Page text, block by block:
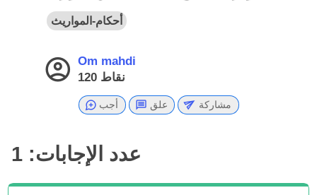
أحكام-المواريث
Om mahdi
120 نقاط
أجب علق مشاركة
عدد الإجابات: 1